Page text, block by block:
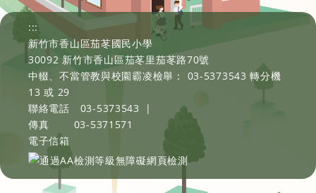
:::
新竹市香山區茄苳國民小學
30092 新竹市香山區茄苳里茄苳路70號
中輟、不當管教與校園霸凌檢舉： 03-5373543 轉分機
13 或 29
聯絡電話
03-5373543
|
傳真
03-5371571
電子信箱